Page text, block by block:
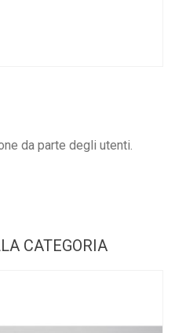
da parte degli utenti.
CATEGORIA